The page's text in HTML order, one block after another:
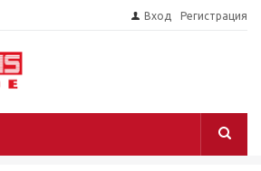
Вход Регистрация